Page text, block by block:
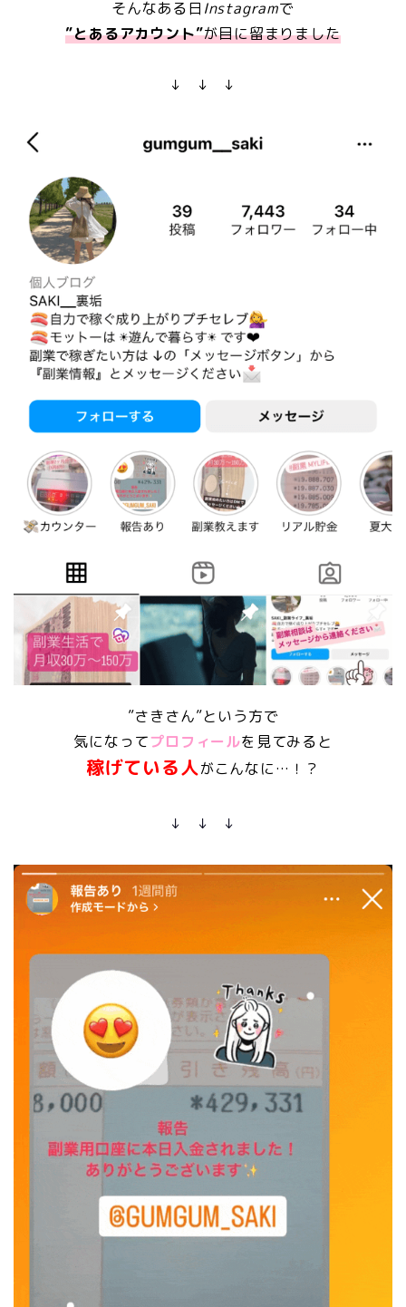
そんなある日 Instagramで
”とあるアカウント”が目に留まりました
↓ ↓ ↓
”さきさん”という方で
気になってプロフィールを見てみると
稼げている人がこんなに…！？
↓ ↓ ↓